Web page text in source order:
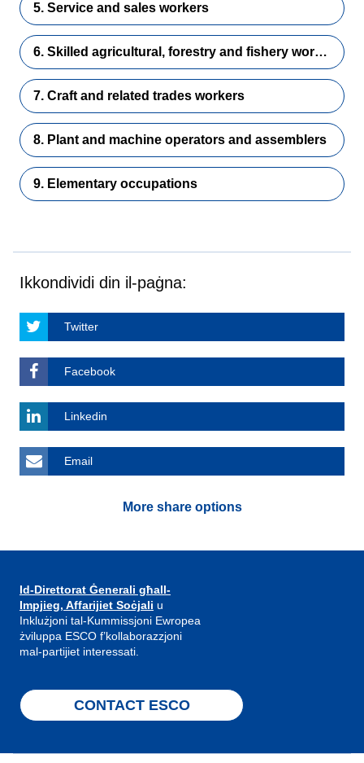
5. Service and sales workers
6. Skilled agricultural, forestry and fishery workers
7. Craft and related trades workers
8. Plant and machine operators and assemblers
9. Elementary occupations
Ikkondividi din il-paġna:
Twitter
Facebook
Linkedin
Email
More share options
Id-Direttorat Ġenerali għall-
Impjieg, Affarijiet Soċjali u
Inklużjoni tal-Kummissjoni Ewropea
żviluppa ESCO f’kollaborazzjoni
mal-partijiet interessati.
CONTACT ESCO